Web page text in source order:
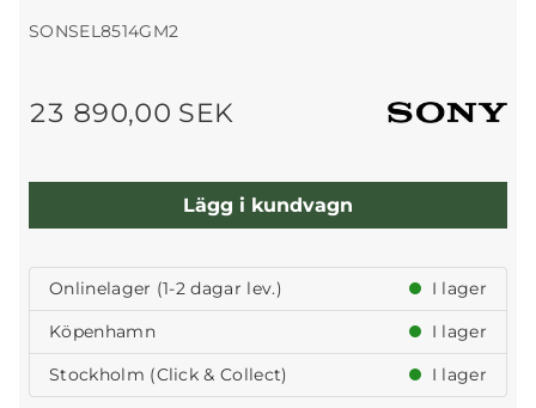
SONSEL8514GM2
23 890,00 SEK
Lägg i kundvagn
Onlinelager (1-2 dagar lev.)
I lager
Köpenhamn
I lager
Stockholm (Click & Collect)
I lager